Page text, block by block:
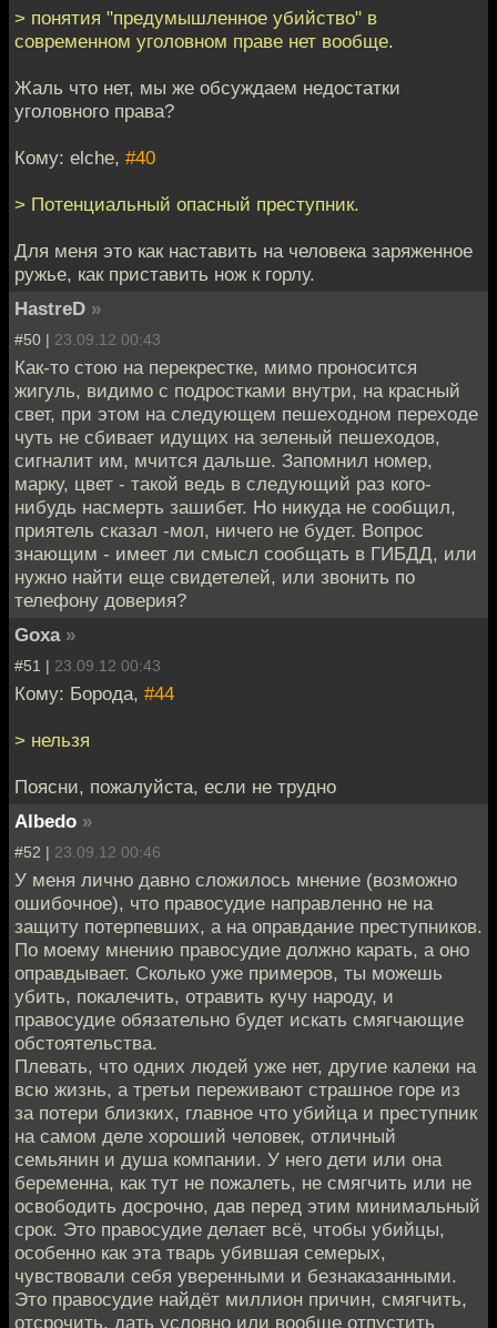
> понятия "предумышленное убийство" в
современном уголовном праве нет вообще.
Жаль что нет, мы же обсуждаем недостатки
уголовного права?
Кому: elche, #40
> Потенциальный опасный преступник.
Для меня это как наставить на человека заряженное
ружье, как приставить нож к горлу.
HastreD »
#50 | 23.09.12 00:43
Как-то стою на перекрестке, мимо проносится
жигуль, видимо с подростками внутри, на красный
свет, при этом на следующем пешеходном переходе
чуть не сбивает идущих на зеленый пешеходов,
сигналит им, мчится дальше. Запомнил номер,
марку, цвет - такой ведь в следующий раз кого-
нибудь насмерть зашибет. Но никуда не сообщил,
приятель сказал -мол, ничего не будет. Вопрос
знающим - имеет ли смысл сообщать в ГИБДД, или
нужно найти еще свидетелей, или звонить по
телефону доверия?
Goxa »
#51 | 23.09.12 00:43
Кому: Борода, #44
> нельзя
Поясни, пожалуйста, если не трудно
Albedo »
#52 | 23.09.12 00:46
У меня лично давно сложилось мнение (возможно
ошибочное), что правосудие направленно не на
защиту потерпевших, а на оправдание преступников.
По моему мнению правосудие должно карать, а оно
оправдывает. Сколько уже примеров, ты можешь
убить, покалечить, отравить кучу народу, и
правосудие обязательно будет искать смягчающие
обстоятельства.
Плевать, что одних людей уже нет, другие калеки на
всю жизнь, а третьи переживают страшное горе из
за потери близких, главное что убийца и преступник
на самом деле хороший человек, отличный
семьянин и душа компании. У него дети или она
беременна, как тут не пожалеть, не смягчить или не
освободить досрочно, дав перед этим минимальный
срок. Это правосудие делает всё, чтобы убийцы,
особенно как эта тварь убившая семерых,
чувствовали себя уверенными и безнаказанными.
Это правосудие найдёт миллион причин, смягчить,
отсрочить, дать условно или вообще отпустить